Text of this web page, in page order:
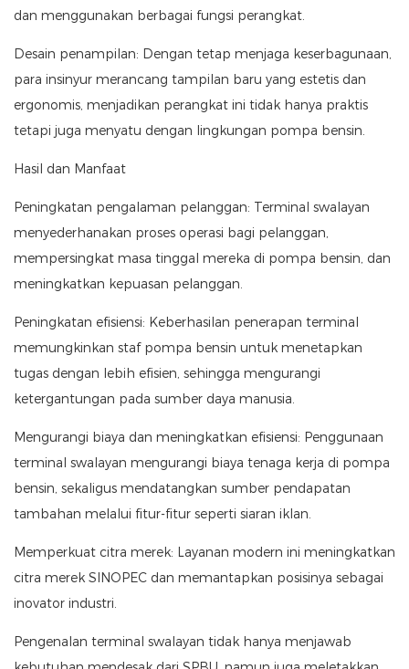
dan menggunakan berbagai fungsi perangkat.
Desain penampilan: Dengan tetap menjaga keserbagunaan,
para insinyur merancang tampilan baru yang estetis dan
ergonomis, menjadikan perangkat ini tidak hanya praktis
tetapi juga menyatu dengan lingkungan pompa bensin.
Hasil dan Manfaat
Peningkatan pengalaman pelanggan: Terminal swalayan
menyederhanakan proses operasi bagi pelanggan,
mempersingkat masa tinggal mereka di pompa bensin, dan
meningkatkan kepuasan pelanggan.
Peningkatan efisiensi: Keberhasilan penerapan terminal
memungkinkan staf pompa bensin untuk menetapkan
tugas dengan lebih efisien, sehingga mengurangi
ketergantungan pada sumber daya manusia.
Mengurangi biaya dan meningkatkan efisiensi: Penggunaan
terminal swalayan mengurangi biaya tenaga kerja di pompa
bensin, sekaligus mendatangkan sumber pendapatan
tambahan melalui fitur-fitur seperti siaran iklan.
Memperkuat citra merek: Layanan modern ini meningkatkan
citra merek SINOPEC dan memantapkan posisinya sebagai
inovator industri.
Pengenalan terminal swalayan tidak hanya menjawab